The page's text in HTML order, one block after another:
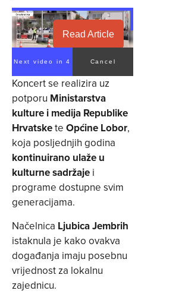
Read Article
Next video in 3 Cancel
Koncert se realizira uz
potporu Ministarstva
kulture i medija Republike
Hrvatskete Općine Lobor,
koja posljednjih godina
kontinuirano ulaže u
kulturne sadržaje i
programe dostupne svim
generacijama.
Načelnica Ljubica Jembrih
istaknula je kako ovakva
događanja imaju posebnu
vrijednost za lokalnu
zajednicu.